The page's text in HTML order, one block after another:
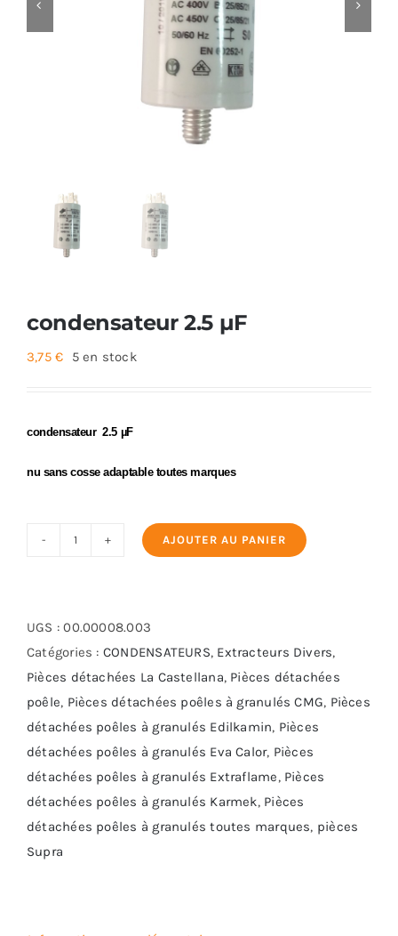
condensateur 2.5 µF
3,75€ 5 en stock
condensateur 2.5 µF
nu sans cosse adaptable toutes marques
2.5
µF
AJOUTER AU PANIER
UGS :00.00008.003
Catégories : CONDENSATEURS, Extracteurs Divers,
Pièces détachées La Castellana, Pièces détachées
poêle, Pièces détachées poêles à granulés CMG, Pièces
détachées poêles à granulés Edilkamin, Pièces
détachées poêles à granulés Eva Calor, Pièces
détachées poêles à granulés Extraflame, Pièces
détachées poêles à granulés Karmek, Pièces
détachées poêles à granulés toutes marques, pièces
Supra